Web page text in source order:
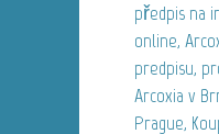
předpis na
online,
predpisu,
Arcoxia v
Prague,